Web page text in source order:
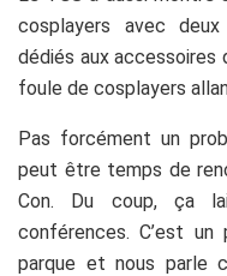
cosplayers avec
dédiés aux
foule de cosplayers
Pas forcément un
peut être temps de
Con. Du coup, ça
conférences. C’est
parque et nous parle